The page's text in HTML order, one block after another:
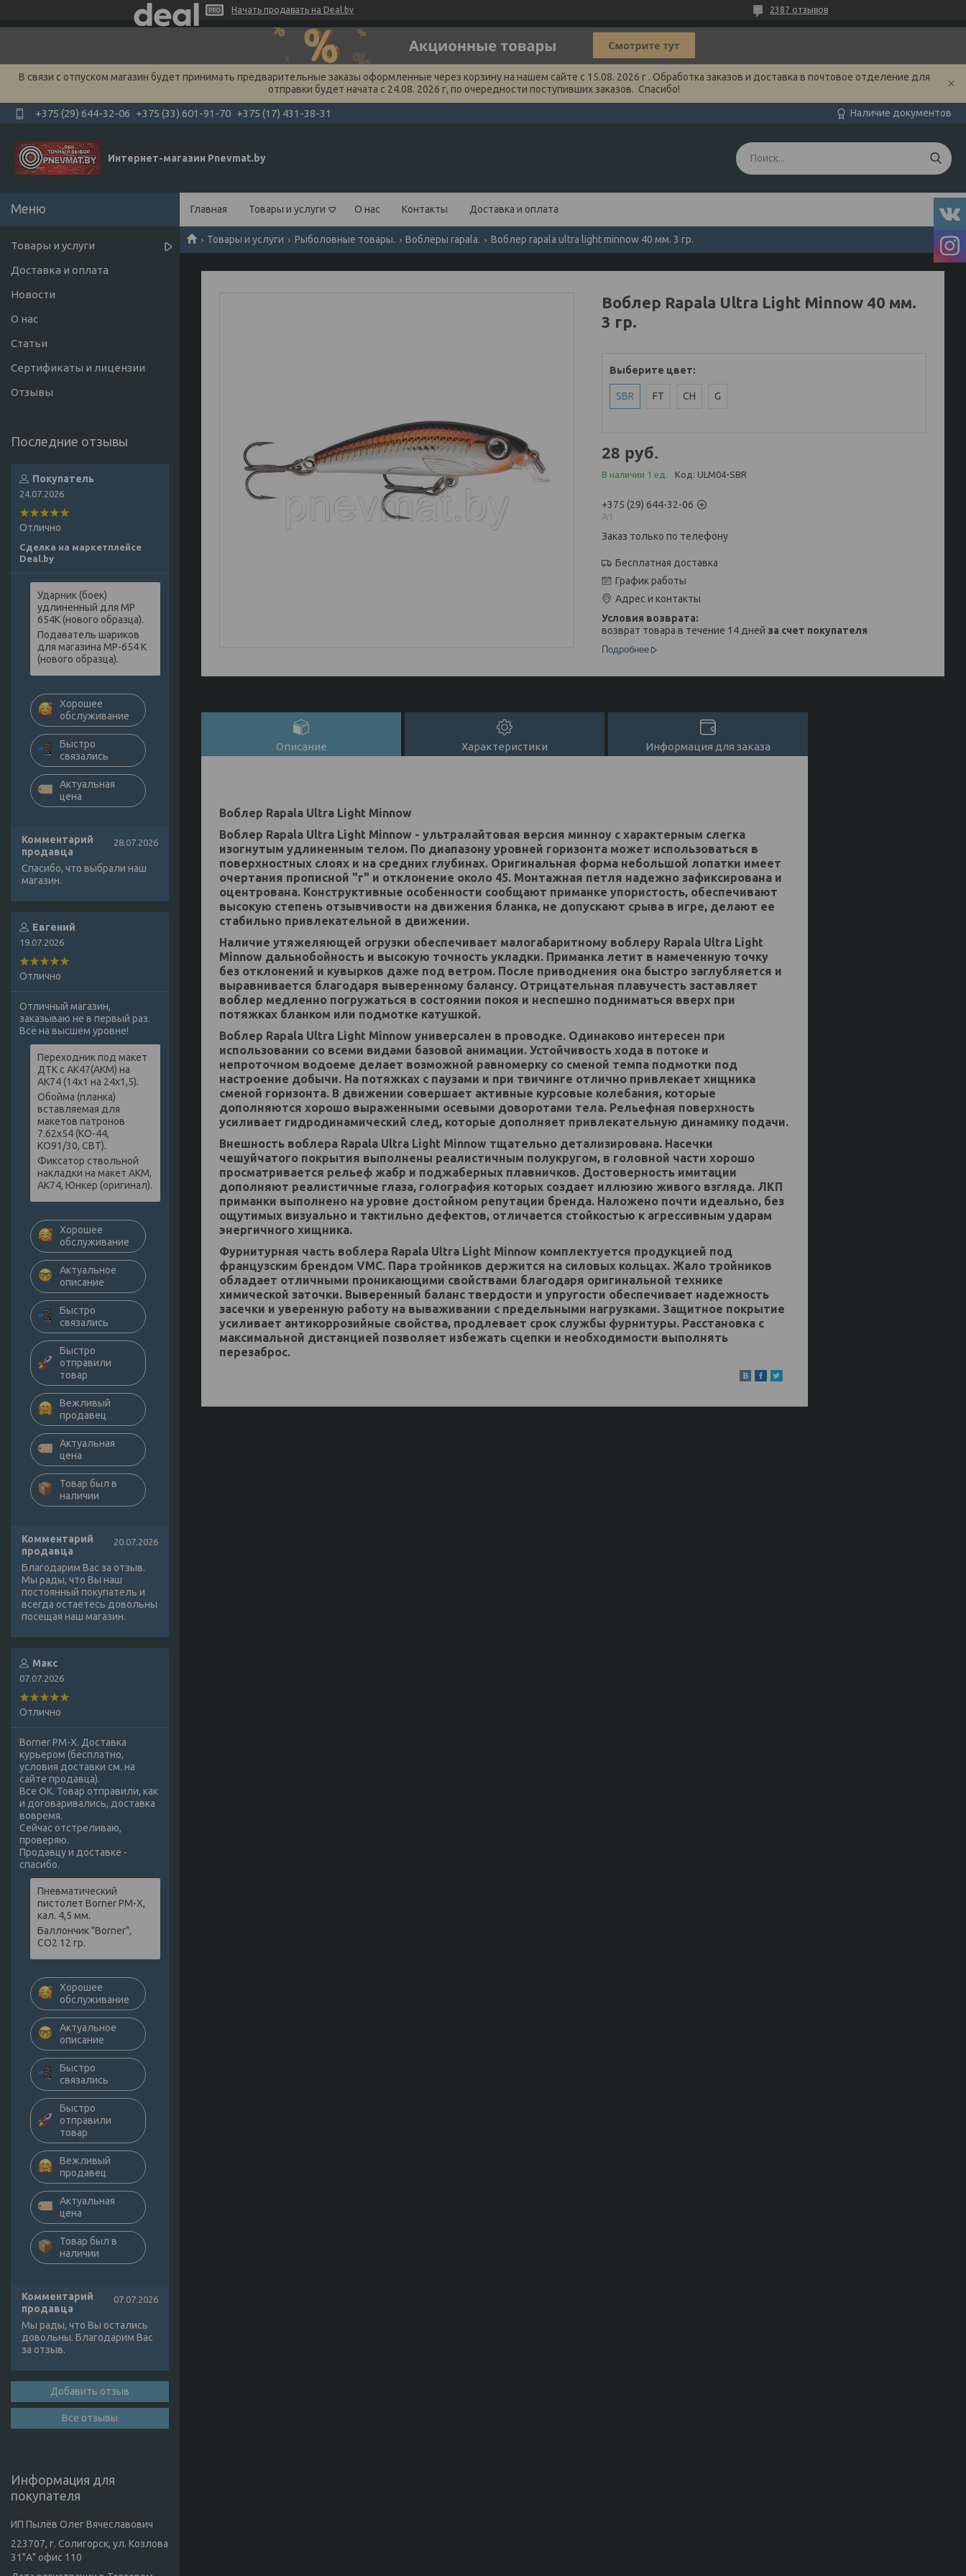
Начать продавать на Deal.by 2387 отзывов
В связи с отпуском магазин будет принимать предварительные заказы оформленные через корзину на нашем сайте с 15.08. 2026 г . Обработка заказов и доставка в почтовое отделение для
отправки будет начата с 24.08. 2026 г, по очередности поступивших заказов. Спасибо!
+375 (29) 644-32-06 +375 (33) 601-91-70 +375 (17) 431-38-31 Наличие документов
Интернет-магазин Pnevmat.by
Главная Товары и услуги О нас Контакты Доставка и оплата
Товары и услуги Рыболовные товары. Воблеры rapala. Воблер rapala ultra light minnow 40 мм. 3 гр.
Воблер Rapala Ultra Light Minnow 40 мм.
3 гр.
Выберите цвет:
SBR FT CH G
28 руб.
В наличии 1 ед. Код: ULM04-SBR
+375 (29) 644-32-06
А1
Заказ только по телефону
Бесплатная доставка
График работы
Адрес и контакты
возврат товара в течение 14 дней за счет покупателя
Подробнее
Описание Характеристики Информация для заказа
Воблер Rapala Ultra Light Minnow
Воблер Rapala Ultra Light Minnow - ультралайтовая версия минноу с характерным слегка
изогнутым удлиненным телом. По диапазону уровней горизонта может использоваться в
поверхностных слоях и на средних глубинах. Оригинальная форма небольшой лопатки имеет
очертания прописной "г" и отклонение около 45. Монтажная петля надежно зафиксирована и
оцентрована. Конструктивные особенности сообщают приманке упористость, обеспечивают
высокую степень отзывчивости на движения бланка, не допускают срыва в игре, делают ее
стабильно привлекательной в движении.
Наличие утяжеляющей огрузки обеспечивает малогабаритному воблеру Rapala Ultra Light
Minnow дальнобойность и высокую точность укладки. Приманка летит в намеченную точку
без отклонений и кувырков даже под ветром. После приводнения она быстро заглубляется и
выравнивается благодаря выверенному балансу. Отрицательная плавучесть заставляет
воблер медленно погружаться в состоянии покоя и неспешно подниматься вверх при
потяжках бланком или подмотке катушкой.
Воблер Rapala Ultra Light Minnow универсален в проводке. Одинаково интересен при
использовании со всеми видами базовой анимации. Устойчивость хода в потоке и
непроточном водоеме делает возможной равномерку со сменой темпа подмотки под
настроение добычи. На потяжках с паузами и при твичинге отлично привлекает хищника
сменой горизонта. В движении совершает активные курсовые колебания, которые
дополняются хорошо выраженными осевыми доворотами тела. Рельефная поверхность
усиливает гидродинамический след, которые дополняет привлекательную динамику подачи.
Внешность воблера Rapala Ultra Light Minnow тщательно детализирована. Насечки
чешуйчатого покрытия выполнены реалистичным полукругом, в головной части хорошо
просматривается рельеф жабр и поджаберных плавничков. Достоверность имитации
дополняют реалистичные глаза, голография которых создает иллюзию живого взгляда. ЛКП
приманки выполнено на уровне достойном репутации бренда. Наложено почти идеально, без
ощутимых визуально и тактильно дефектов, отличается стойкостью к агрессивным ударам
энергичного хищника.
Фурнитурная часть воблера Rapala Ultra Light Minnow комплектуется продукцией под
французским брендом VMC. Пара тройников держится на силовых кольцах. Жало тройников
обладает отличными проникающими свойствами благодаря оригинальной технике
химической заточки. Выверенный баланс твердости и упругости обеспечивает надежность
засечки и уверенную работу на вываживании с предельными нагрузками. Защитное покрытие
усиливает антикоррозийные свойства, продлевает срок службы фурнитуры. Расстановка с
максимальной дистанцией позволяет избежать сцепки и необходимости выполнять
перезаброс.
Товары и услуги
Доставка и оплата
Новости
О нас
Статьи
Сертификаты и лицензии
Отзывы
Покупатель
24.07.2026
Отлично
Сделка на маркетплейсе
Deal.by
Ударник (боек)
удлиненный для МР
654К (нового образца).
Подаватель шариков
для магазина МР-654 К
(нового образца).
Хорошее
обслуживание
Быстро
связались
Актуальная
цена
Комментарий
продавца
28.07.2026
Спасибо, что выбрали наш
магазин.
Евгений
19.07.2026
Отлично
Отличный магазин,
заказываю не в первый раз.
Всё на высшем уровне!
Переходник под макет
ДТК с АК47(АКМ) на
АК74 (14х1 на 24х1,5).
Обойма (планка)
вставляемая для
макетов патронов
7.62х54 (КО-44,
КО91/30, СВТ).
Фиксатор ствольной
накладки на макет АКМ,
АК74, Юнкер (оригинал).
Хорошее
обслуживание
Актуальное
описание
Быстро
связались
Быстро
отправили
товар
Вежливый
продавец
Актуальная
цена
Товар был в
наличии
Комментарий
продавца
20.07.2026
Благодарим Вас за отзыв.
Мы рады, что Вы наш
постоянный покупатель и
всегда остаетесь довольны
посещая наш магазин.
Макс
07.07.2026
Отлично
Borner PM-X. Доставка
курьером (бесплатно,
условия доставки см. на
сайте продавца).
Все ОК. Товар отправили, как
и договаривались, доставка
вовремя.
Сейчас отстреливаю,
проверяю.
Продавцу и доставке -
спасибо.
Пневматический
пистолет Borner PM-X,
кал. 4,5 мм.
Баллончик "Borner",
СО2 12 гр.
Хорошее
обслуживание
Актуальное
описание
Быстро
связались
Быстро
отправили
товар
Вежливый
продавец
Актуальная
цена
Товар был в
наличии
Комментарий
продавца
07.07.2026
Мы рады, что Вы остались
довольны. Благодарим Вас
за отзыв.
Добавить отзыв
Все отзывы
Информация для
покупателя
ИП Пылёв Олег Вячеславович
223707, г. Солигорск, ул. Козлова
31"А" офис 110